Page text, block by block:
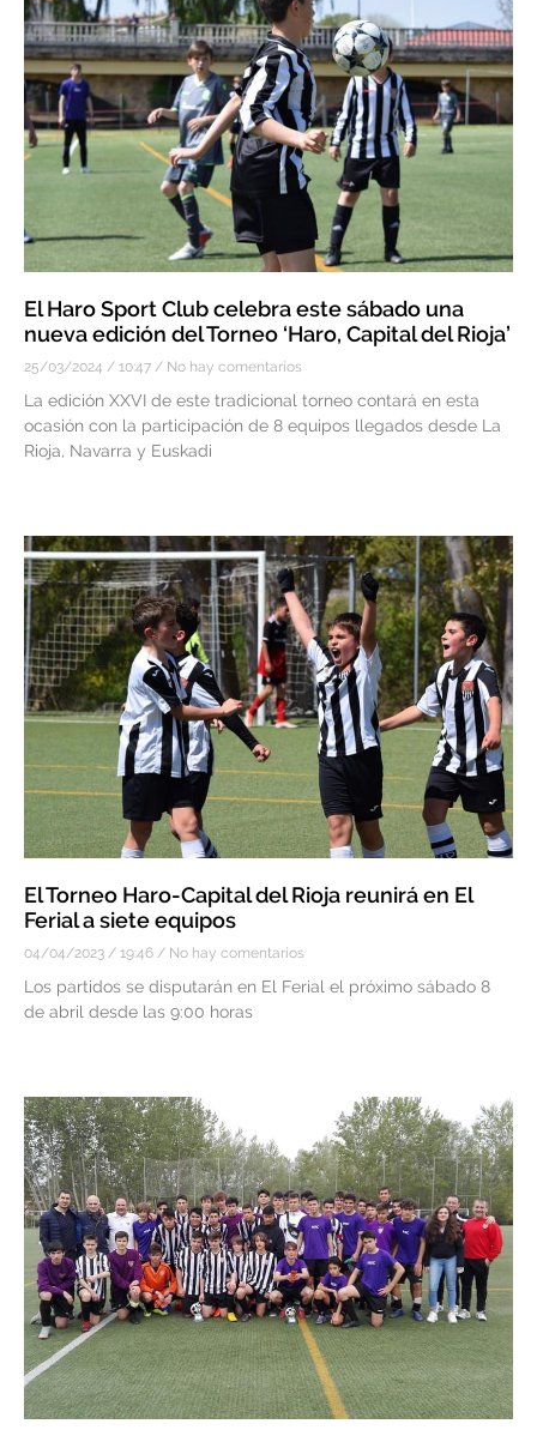
El Haro Sport Club celebra este sábado una
nueva edición del Torneo ‘Haro, Capital del Rioja’
25/03/2024 10:47 No hay comentarios
La edición XXVI de este tradicional torneo contará en esta
ocasión con la participación de 8 equipos llegados desde La
Rioja, Navarra y Euskadi
El Torneo Haro-Capital del Rioja reunirá en El
Ferial a siete equipos
04/04/2023 19:46 No hay comentarios
Los partidos se disputarán en El Ferial el próximo sábado 8
de abril desde las 9:00 horas